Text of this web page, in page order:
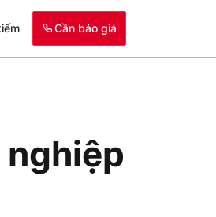
Cần báo giá
nghiệp